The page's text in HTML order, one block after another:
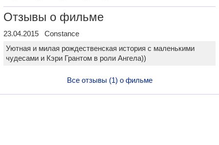
Отзывы о фильме
23.04.2015 Constance
Уютная и милая рождественская история с маленькими
чудесами и Кэри Грантом в роли Ангела))
Все отзывы (1) о фильме